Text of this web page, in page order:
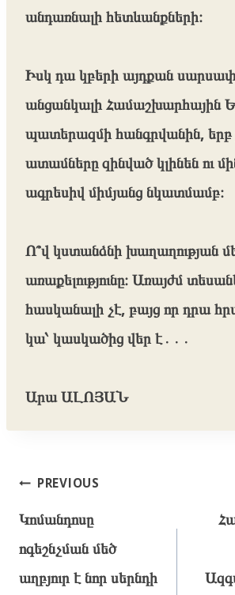
անդառնալի հետևանքների։
Իսկ դա կբերի այդքան
անցանկալի Համաշխարհային
պատերազմի հանգրվանին, երբ
ատամները զինված կլինեն ու
ագրեսիվ միմյանց նկատմամբ։
Ո՞վ կստանձնի խաղաղության
առաքելությունը։ Առայժմ
հասկանալի չէ, բայց որ դրա
կա՝ կասկածից վեր է․․․
Արա ԱԼՈՅԱՆ
Post
PREVIOUS
Կոմանդոսը
ոգեշնչման մեծ
աղբյուր է նոր սերնդի